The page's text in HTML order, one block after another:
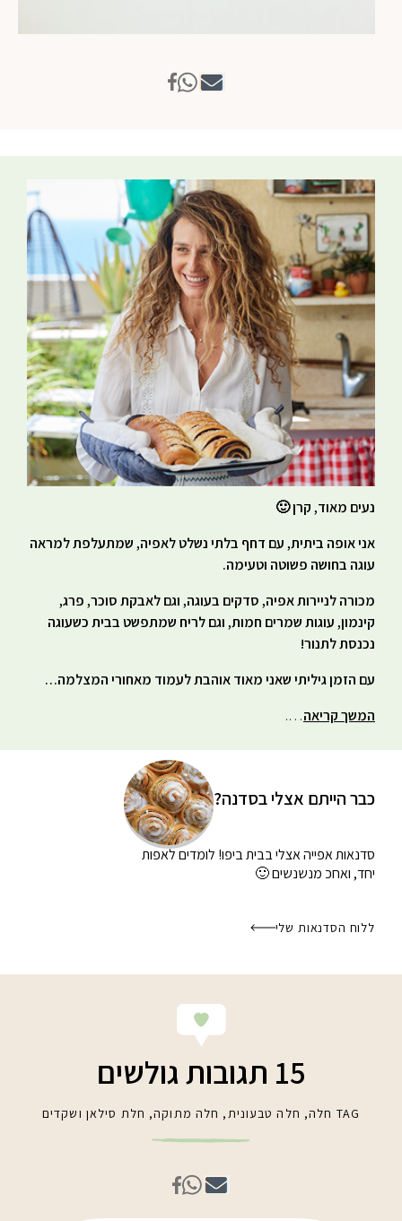
נעים מאוד, קרן 🙂
אני אופה ביתית, עם דחף בלתי נשלט לאפיה, שמתעלפת למראה
עוגה בחושה פשוטה וטעימה.
מכורה לניירות אפיה, סדקים בעוגה, וגם לאבקת סוכר, פרג,
קינמון, עוגות שמרים חמות, וגם לריח שמתפשט בבית כשעוגה
נכנסת לתנור!
עם הזמן גיליתי שאני מאוד אוהבת לעמוד מאחורי המצלמה…
המשך קריאה….
כבר הייתם אצלי בסדנה?
סדנאות אפייה אצלי בביתביפו! לומדים לאפות
יחד, ואחכ מנשנשים 🙂
ללוח הסדנאות שלי
15 תגובות גולשים
TAG חלה, חלה טבעונית, חלה מתוקה, חלת סילאן ושקדים